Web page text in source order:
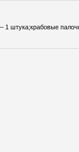
1 штука;крабовые